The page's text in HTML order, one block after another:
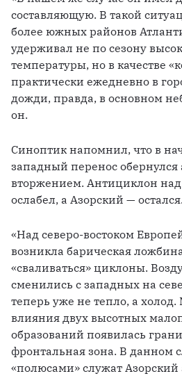
составляющую. В такой
более южных районов
удерживал не по сезону
температуры, но в качестве
практически ежедневно в
дожди, правда, в основном
он.
Синоптик напомнил, что в
западный перенос обернулся
вторжением. Антициклон
ослабел, а Азорский — остался.
«Над северо-востоком
возникла барическая
«сваливаться» циклоны.
сменились с западных на
теперь уже не тепло, а
влияния двух высотных
образований появилась
фронтальная зона. В данном
«полюсами» служат